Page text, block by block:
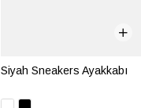
Siyah Sneakers Ayakkabı